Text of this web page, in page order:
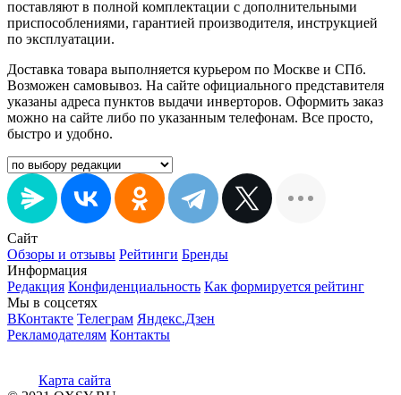
поставляют в полной комплектации с дополнительными
приспособлениями, гарантией производителя, инструкцией
по эксплуатации.
Доставка товара выполняется курьером по Москве и СПб.
Возможен самовывоз. На сайте официального представителя
указаны адреса пунктов выдачи инверторов. Оформить заказ
можно на сайте либо по указанным телефонам. Все просто,
быстро и удобно.
Сайт
Обзоры и отзывы Рейтинги Бренды
Информация
Редакция Конфиденциальность Как формируется рейтинг
Мы в соцсетях
ВКонтакте Телеграм Яндекс.Дзен
Рекламодателям Контакты
Карта сайта